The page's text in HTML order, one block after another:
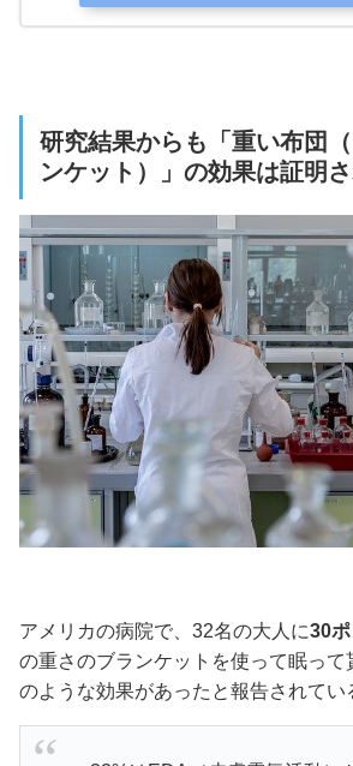
研究結果からも「重い布団
ンケット）」の効果は証明さ
アメリカの病院で、32名の大人に30ポ
の重さのブランケットを使って眠って
のような効果があったと報告されてい